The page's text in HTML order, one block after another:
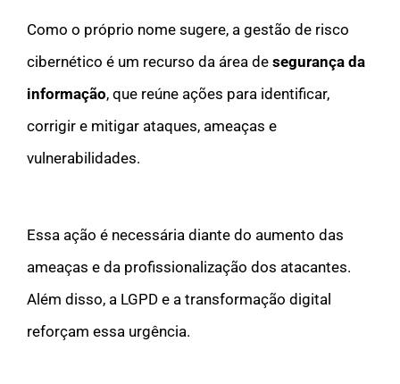
Como o próprio nome sugere, a gestão de risco
cibernético é um recurso da área de segurança da
informação, que reúne ações para identificar,
corrigir e mitigar ataques, ameaças e
vulnerabilidades.
Essa ação é necessária diante do aumento das
ameaças e da profissionalização dos atacantes.
Além disso, a LGPD e a transformação digital
reforçam essa urgência.